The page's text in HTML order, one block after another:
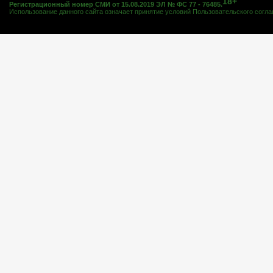
Регистрационный номер СМИ от 15.08.2019 ЭЛ № ФС 77 - 76485.
Использование данного сайта означает принятие условий Пользовательского